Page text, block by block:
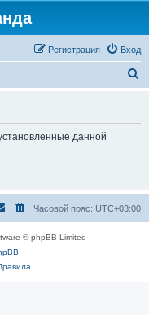
Вход
Регистрация
данной
Часовой пояс: UTC+03:00
© phpBB Limited